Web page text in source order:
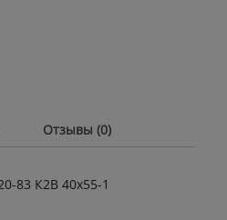
Отзывы (0)
83 К2В 40х55-1